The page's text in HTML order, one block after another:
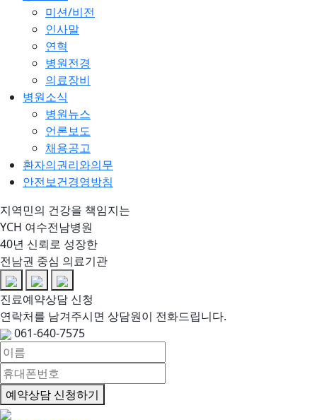
미션/비전
인사말
연혁
병원전경
의료장비
병원소식
병원뉴스
언론보도
채용공고
환자의권리와의무
안전보건경영방침
지역민의 건강을 책임지는
YCH 여수전남병원
40년 신뢰로 성장한
전남권 중심 의료기관
진료예약상담 신청
연락처를 남겨주시면 상담원이 전화드립니다.
061-640-7575
예약상담 신청하기